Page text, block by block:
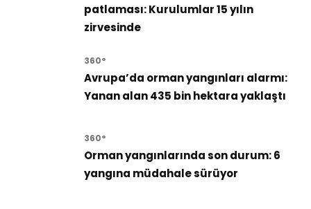
patlaması: Kurulumlar 15 yılın
zirvesinde
360°
Avrupa’da orman yangınları alarmı:
Yanan alan 435 bin hektara yaklaştı
360°
Orman yangınlarında son durum: 6
yangına müdahale sürüyor